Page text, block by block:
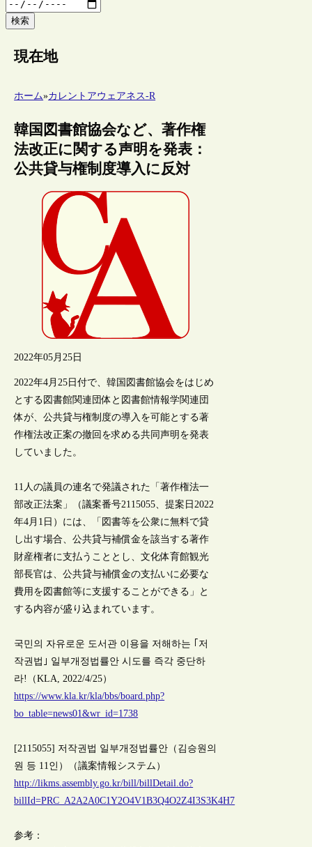
検索
現在地
ホーム»カレントアウェアネス-R
韓国図書館協会など、著作権
法改正に関する声明を発表：
公共貸与権制度導入に反対
2022年05月25日
2022年4月25日付で、韓国図書館協会をはじめ
とする図書館関連団体と図書館情報学関連団
体が、公共貸与権制度の導入を可能とする著
作権法改正案の撤回を求める共同声明を発表
していました。
11人の議員の連名で発議された「著作権法一
部改正法案」（議案番号2115055、提案日2022
年4月1日）には、「図書等を公衆に無料で貸
し出す場合、公共貸与補償金を該当する著作
財産権者に支払うこととし、文化体育館観光
部長官は、公共貸与補償金の支払いに必要な
費用を図書館等に支援することができる」と
する内容が盛り込まれています。
국민의 자유로운 도서관 이용을 저해하는 ｢저
작권법｣ 일부개정법률안 시도를 즉각 중단하
라!（KLA, 2022/4/25）
https://www.kla.kr/kla/bbs/board.php?
bo_table=news01&wr_id=1738
[2115055] 저작권법 일부개정법률안（김승원의
원 등 11인）（議案情報システム）
http://likms.assembly.go.kr/bill/billDetail.do?
billId=PRC_A2A2A0C1Y2O4V1B3Q4O2Z4I3S3K4H7
参考：